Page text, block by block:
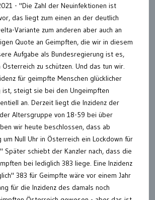
- "Die Zahl der Neuinfektionen ist
das liegt zum einen an der deutlich
Variante zum anderen aber auch an
Quote an Geimpften, die wir in diesem
Aufgabe als Bundesregierung ist es,
Österreich zu schützen. Und das tun wir.
für geimpfte Menschen glücklicher
ist, steigt sie bei den Ungeimpften
an. Derzeit liegt die Inzidenz der
Altersgruppe von 18-59 bei über
wir heute beschlossen, dass ab
um Null Uhr in Österreich ein Lockdown für
Später schiebt der Kanzler nach, dass die
bei lediglich 383 liege. Eine Inzidenz
383 für Geimpfte wäre vor einem Jahr
für die Inzidenz des damals noch